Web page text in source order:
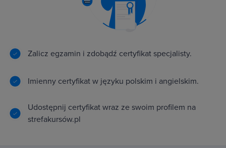
Zalicz egzamin i zdobądź certyfikat specjalisty.
Imienny certyfikat w języku polskim i angielskim.
Udostępnij certyfikat wraz ze swoim profilem na
strefakursów.pl